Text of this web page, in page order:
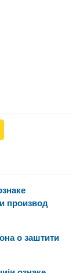
производ
о заштити